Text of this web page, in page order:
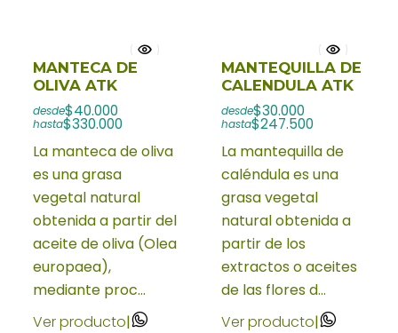
MANTECA DE
OLIVA ATK
desde$40.000
hasta$330.000
La manteca de oliva
es una grasa
vegetal natural
obtenida a partir del
aceite de oliva (Olea
europaea),
mediante proc...
Ver producto|
MANTEQUILLA DE
CALENDULA ATK
desde$30.000
hasta$247.500
La mantequilla de
caléndula es una
grasa vegetal
natural obtenida a
partir de los
extractos o aceites
de las flores d...
Ver producto|